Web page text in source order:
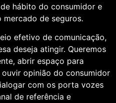
hábito do consumidor e
de seguros.
efetivo de comunicação,
deseja atingir. Queremos
abrir espaço para
opinião do consumidor
com os porta vozes
de referência e